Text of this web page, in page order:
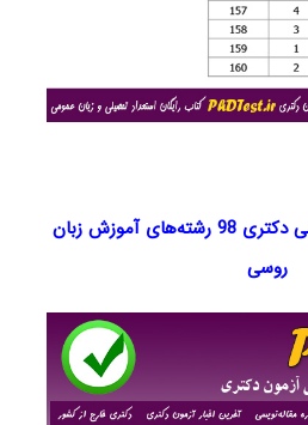
دانلود سوالات زبان عمومی دکتری 98 رشته‌های آموزش زبان
روسی